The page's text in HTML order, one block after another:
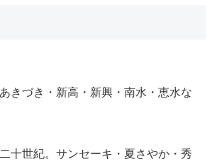
きづき・新高・新興・南水・恵水な
十世紀。サンセーキ・夏さやか・秀